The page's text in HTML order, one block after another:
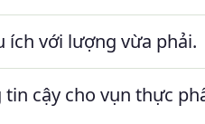
ích với lượng vừa phải.
cậy cho vụn thực